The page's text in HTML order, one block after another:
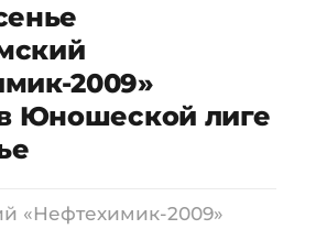
2009»
в Юношеской лиге
«Нефтехимик-2009»